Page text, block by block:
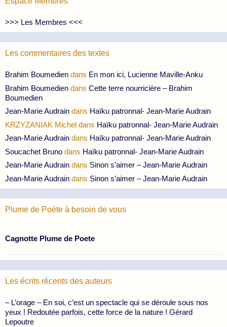
>>> Les Membres <<<
Les commentaires des textes
Brahim Boumedien dans En mon ici, Lucienne Maville-Anku
Brahim Boumedien dans Cette terre nourricière – Brahim
Boumedien
Jean-Marie Audrain dans Haïku patronnal- Jean-Marie Audrain
KRZYZANIAK Michel dans Haïku patronnal- Jean-Marie Audrain
Jean-Marie Audrain dans Haïku patronnal- Jean-Marie Audrain
Soucachet Bruno dans Haïku patronnal- Jean-Marie Audrain
Jean-Marie Audrain dans Sinon s’aimer – Jean-Marie Audrain
Jean-Marie Audrain dans Sinon s’aimer – Jean-Marie Audrain
Plume de Poète à besoin de vous
Cagnotte Plume de Poete
Les écrits récents des auteurs
– L’orage – En soi, c’est un spectacle qui se déroule sous nos
yeux ! Redoutée parfois, cette force de la nature ! Gérard
Lepoutre